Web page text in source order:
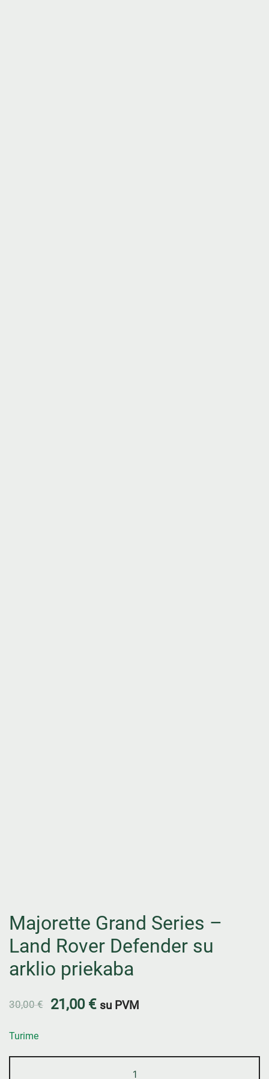
Majorette Grand Series –
Land Rover Defender su
arklio priekaba
30,00€ 21,00 € su PVM
Turime